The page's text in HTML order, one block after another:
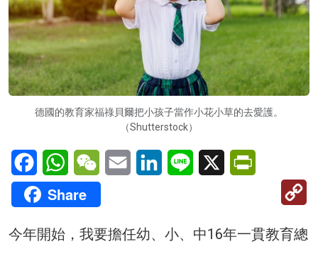
德國的教育家福祿貝爾把小孩子當作小花小草的去愛護。
（Shutterstock）
FacebookWhatsAppWeChatEmail LinkedInLine X
Share
今年開始，我要擔任幼、小、中16年一貫教育總